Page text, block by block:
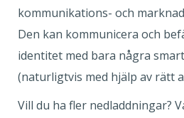
kommunikations- och
Den kan kommunicera och
identitet med bara några
(naturligtvis med hjälp av rätt
Vill du ha fler nedladdningar?